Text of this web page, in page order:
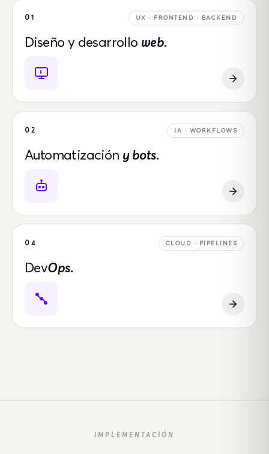
01 UX · FRONTEND · BACKEND
Diseño y desarrollo web.
02 IA · WORKFLOWS
Automatización y bots.
04 CLOUD · PIPELINES
DevOps.
IMPLEMENTACIÓN